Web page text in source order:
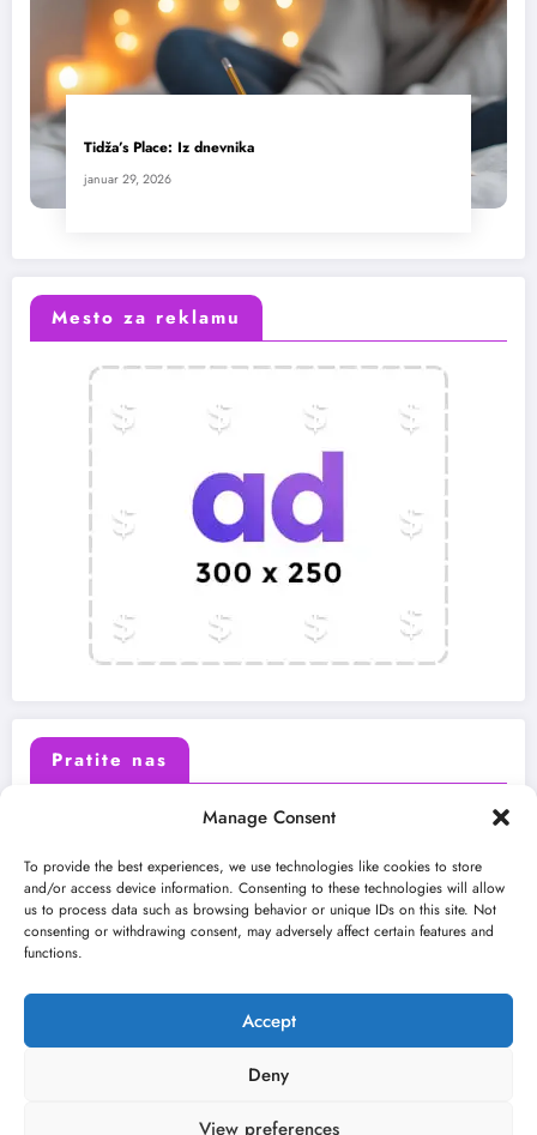
Manage Consent
To provide the best experiences, we use technologies like cookies to store
and/or access device information. Consenting to these technologies will allow
us to process data such as browsing behavior or unique IDs on this site. Not
consenting or withdrawing consent, may adversely affect certain features and
functions.
Accept
Deny
View preferences
Tidža’s Place: Iz dnevnika
januar 29, 2026
Mesto za reklamu
Pratite nas
Instagram Youtube